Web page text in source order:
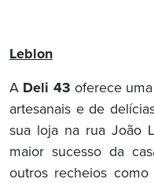
Leblon
A Deli 43 oferece
artesanais e de
sua loja na rua João
maior sucesso da
outros recheios